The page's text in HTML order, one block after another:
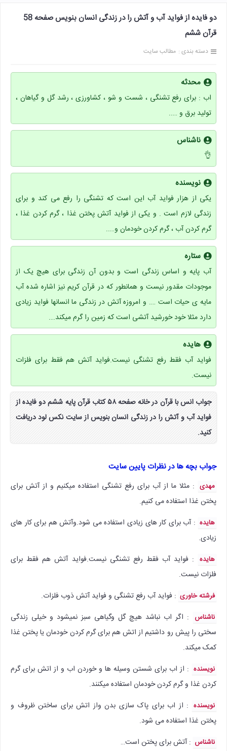
دو فایده از فواید آب و آتش را در زندگی انسان بنویس صفحه 58
قرآن ششم
دسته بندی : مطالب سایت
محدثه
اب : برای رفع تشنگی ، شست و شو ، کشاورزی ، رشد گل و گیاهان ،
تولید برق و …..
ناشناس
👌
نویسنده
یکی از هزار فواید آب این است که تشنگی را رفع می کند و برای
زندگی لازم است . و یکی از فواید آتش پختن غذا ، گرم کردن غذا ،
گرم کردن آب ، گرم کردن خودمان و…..
ستاره
آب پایه و اساس زندگی است و بدون آن زندگی برای هیچ یک از
موجودات مقدور نیست و همانطور که در قرآن کریم نیز اشاره شده آب
مایه ی حیات است …. و امروزه آتش در زندگی ما انسانها فواید زیادی
دارد مثلا خود خورشید آتشی است که زمین را گرم میکند….
هایده
فواید آب فقط رفع تشنگی نیست.فواید آتش هم فقط برای فلزات
نیست.
جواب انس با قرآن در خانه صفحه ۵۸ کتاب قرآن پایه ششم دو فایده از
فواید آب و آتش را در زندگی انسان بنویس از سایت نکس لود دریافت
کنید.
جواب بچه ها در نظرات پایین سایت
مهدی : مثلا ما از آب برای رفع تشنگی استفاده میکنیم و از آتش برای
پختن غذا استفاده می کنیم.
هایده : آب برای کار های زیادی استفاده می شود.وآتش هم برای کار های
زیادی.
هایده : فواید آب فقط رفع تشنگی نیست.فواید آتش هم فقط برای
فلزات نیست.
فرشته خاوری : فواید آب رفع تشنگی و فواید آتش ذوب فلزات.
ناشناس : اگر اب نباشد هیچ گل وگیاهی سبز نمیشود و خیلی زندگی
سختی را پیش رو داشتیم از اتش هم برای گرم کردن خودمان یا پختن غذا
کمک میکند.
نویسنده : از اب برای شستن وسیله ها و خوردن اب و از اتش برای گرم
کردن غذا و گرم کردن خودمان استفاده میکنند.
نویسنده : از اب برای پاک سازی بدن واز اتش برای ساختن ظروف و
پختن غذا استفاده می شود.
ناشناس : آتش برای پختن است…